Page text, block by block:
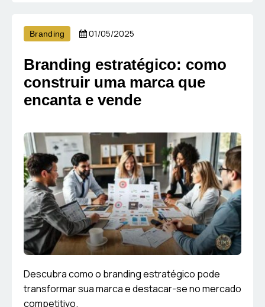
Branding 01/05/2025
Branding estratégico: como
construir uma marca que
encanta e vende
Descubra como o branding estratégico pode
transformar sua marca e destacar-se no mercado
competitivo.